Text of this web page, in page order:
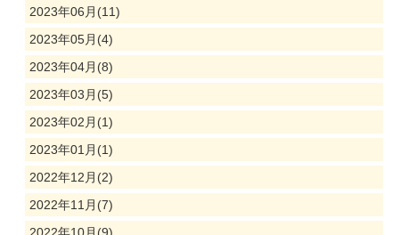
2023年06月(11)
2023年05月(4)
2023年04月(8)
2023年03月(5)
2023年02月(1)
2023年01月(1)
2022年12月(2)
2022年11月(7)